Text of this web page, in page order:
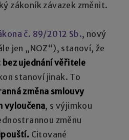
zákoník závazek změnit.
č. 89/2012 Sb., nový
jen „NOZ“), stanoví, že
bez ujednání věřitele
stanoví jinak. To
změna smlouvy
vyloučena, s výjimkou
změnu
Citované